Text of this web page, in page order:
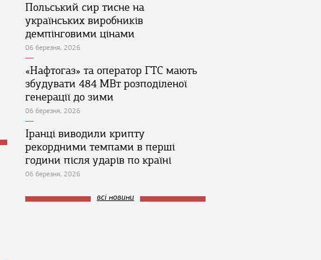
Польський сир тисне на
українських виробників
демпінговими цінами
06 березня, 2026
«Нафтогаз» та оператор ГТС мають
збудувати 484 МВт розподіленої
генерації до зими
06 березня, 2026
Іранці виводили крипту
рекордними темпами в перші
години після ударів по країні
06 березня, 2026
всі новини